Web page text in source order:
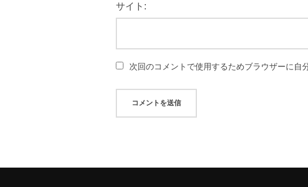
サイト:
次回のコメントで使用するためブラウザーに自